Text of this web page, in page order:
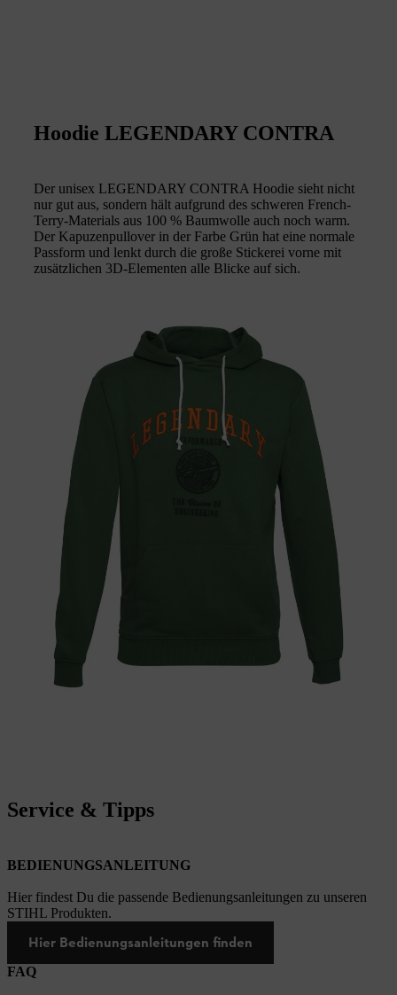
Hoodie LEGENDARY CONTRA
Der unisex LEGENDARY CONTRA Hoodie sieht nicht
nur gut aus, sondern hält aufgrund des schweren French-
Terry-Materials aus 100 % Baumwolle auch noch warm.
Der Kapuzenpullover in der Farbe Grün hat eine normale
Passform und lenkt durch die große Stickerei vorne mit
zusätzlichen 3D-Elementen alle Blicke auf sich.
Service & Tipps
BEDIENUNGSANLEITUNG
Hier findest Du die passende Bedienungsanleitungen zu unseren
STIHL Produkten.
Hier Bedienungsanleitungen finden
FAQ